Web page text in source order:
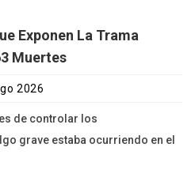
Exponen La Trama
Muertes
2026
de controlar los
grave estaba ocurriendo en el